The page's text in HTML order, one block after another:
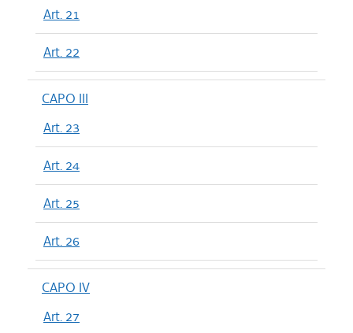
Art. 21
Art. 22
CAPO III
Art. 23
Art. 24
Art. 25
Art. 26
CAPO IV
Art. 27